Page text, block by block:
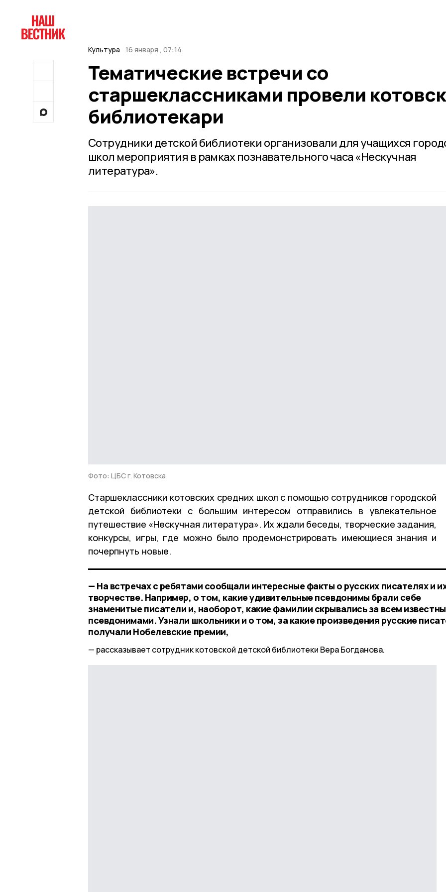
Культура 16 января , 07:14
Тематические встречи со
старшеклассниками провели
библиотекари
Сотрудники детской библиотеки организовали для учащихся
школ мероприятия в рамках познавательного часа «Нескучная
литература».
Фото: ЦБС г. Котовска
Старшеклассники котовских средних школ с помощью сотрудников городской
детской библиотеки с большим интересом отправились в увлекательное
путешествие «Нескучная литература». Их ждали беседы, творческие задания,
конкурсы, игры, где можно было продемонстрировать имеющиеся знания и
почерпнуть новые.
— На встречах с ребятами сообщали интересные факты о русских писателях и
творчестве. Например, о том, какие удивительные псевдонимы брали себе
знаменитые писатели и, наоборот, какие фамилии скрывались за всем
псевдонимами. Узнали школьники и о том, за какие произведения русские
получали Нобелевские премии,
рассказывает сотрудник котовской детской библиотеки Вера Богданова.